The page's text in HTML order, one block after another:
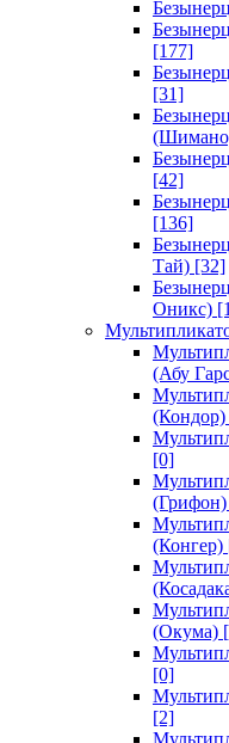
[177]
[31]
[42]
[136]
Тай) [32]
Оникс)
(Абу
(Кондор)
[0]
(Грифон)
(Конгер)
(Окума)
[0]
[2]